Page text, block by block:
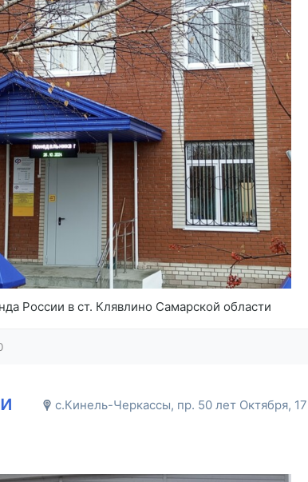
России в ст. Клявлино Самарской области
с.Кинель-Черкассы, пр. 50 лет Октября, 17